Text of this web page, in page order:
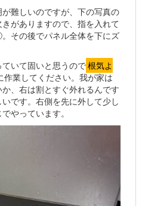
難しいのですが、下の写真の
がありますので、指を入れて
その後でパネル全体を下にズ
いて固いと思うので根気よ
作業してください。我が家は
、右は割とすぐ外れるんです
です。右側を先に外して少し
やっています。